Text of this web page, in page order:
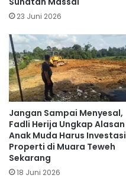
23 Juni 2026
Jangan Sampai Menyesal,
Fadli Herija Ungkap Alasan
Anak Muda Harus Investasi
Properti di Muara Teweh
Sekarang
18 Juni 2026